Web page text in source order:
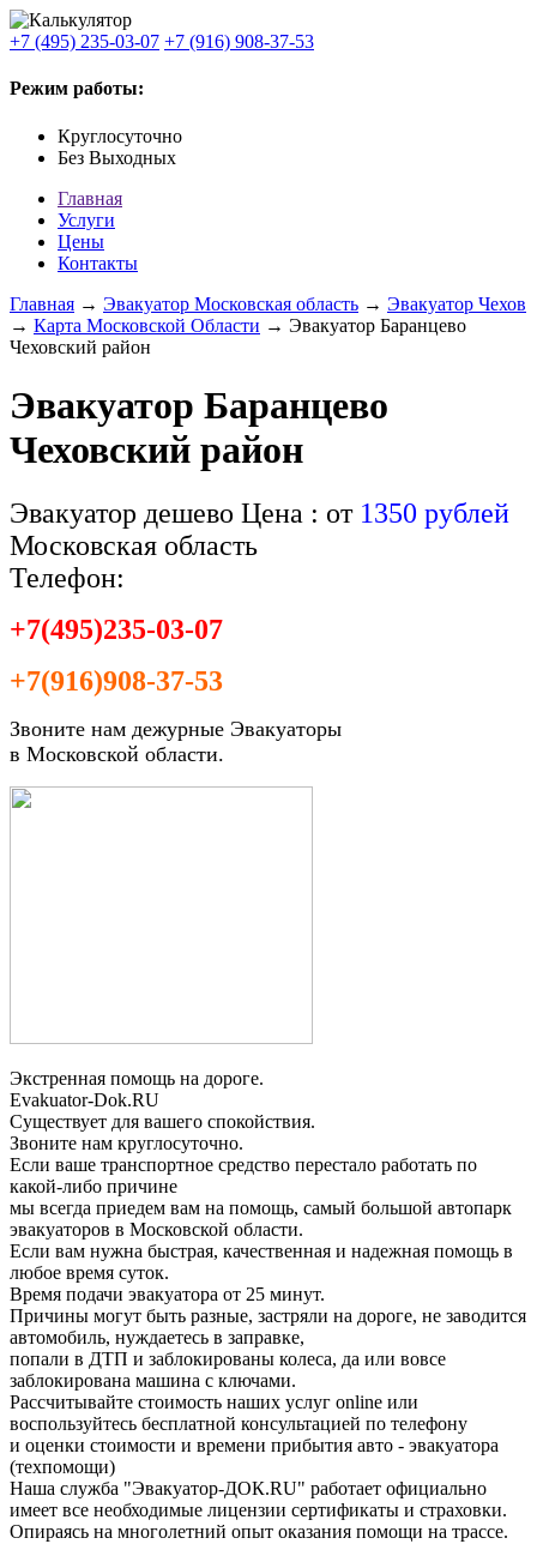
+7 (495) 235-03-07 +7 (916) 908-37-53
Режим работы:
Круглосуточно
Без Выходных
Главная
Услуги
Цены
Контакты
Главная → Эвакуатор Московская область → Эвакуатор Чехов
→ Карта Московской Области → Эвакуатор Баранцево
Чеховский район
Эвакуатор Баранцево
Чеховский район
Эвакуатор дешево Цена : от 1350 рублей
Московская область
Телефон:
+7(495)235-03-07
+7(916)908-37-53
Звоните нам дежурные Эвакуаторы
в Московской области.
Экстренная помощь на дороге.
Evakuator-Dok.RU
Существует для вашего спокойствия.
Звоните нам круглосуточно.
Если ваше транспортное средство перестало работать по
какой-либо причине
мы всегда приедем вам на помощь, самый большой автопарк
эвакуаторов в Московской области.
Если вам нужна быстрая, качественная и надежная помощь в
любое время суток.
Время подачи эвакуатора от 25 минут.
Причины могут быть разные, застряли на дороге, не заводится
автомобиль, нуждаетесь в заправке,
попали в ДТП и заблокированы колеса, да или вовсе
заблокирована машина с ключами.
Рассчитывайте стоимость наших услуг online или
воспользуйтесь бесплатной консультацией по телефону
и оценки стоимости и времени прибытия авто - эвакуатора
(техпомощи)
Наша служба "Эвакуатор-ДОК.RU" работает официально
имеет все необходимые лицензии сертификаты и страховки.
Опираясь на многолетний опыт оказания помощи на трассе.